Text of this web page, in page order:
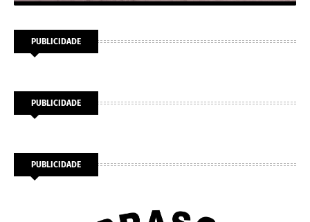
PUBLICIDADE
PUBLICIDADE
PUBLICIDADE